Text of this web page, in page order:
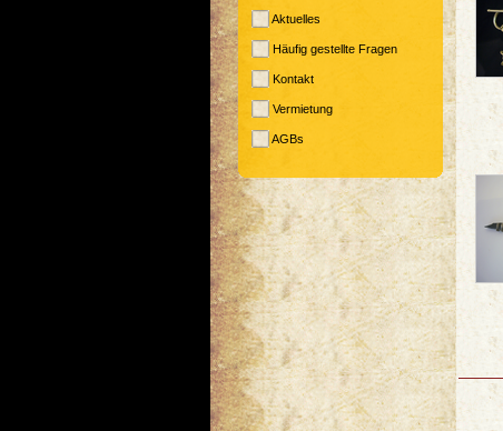
Aktuelles
Häufig gestellte Fragen
Kontakt
Vermietung
AGBs